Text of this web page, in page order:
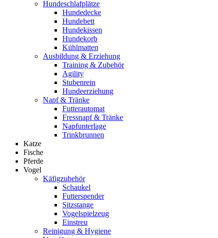
Hundeschlafplätze
Hundedecke
Hundebett
Hundekissen
Hundekorb
Kühlmatten
Ausbildung & Erziehung
Training & Zubehör
Agility
Stubenrein
Hundeerziehung
Napf & Tränke
Futterautomat
Fressnapf & Tränke
Napfunterlage
Trinkbrunnen
Katze
Fische
Pferde
Vogel
Käfigzubehör
Schaukel
Futterspender
Sitzstange
Vogelspielzeug
Einstreu
Reinigung & Hygiene